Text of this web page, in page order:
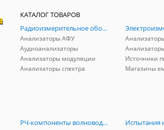
КАТАЛОГ ТОВАРОВ
Радиоизмерительное оборудование
Анализаторы АФУ
Аудиоанализаторы
Анализаторы модуляции
Анализаторы спектра
Источники
Магазины
РЧ-компоненты волноводные Испытания